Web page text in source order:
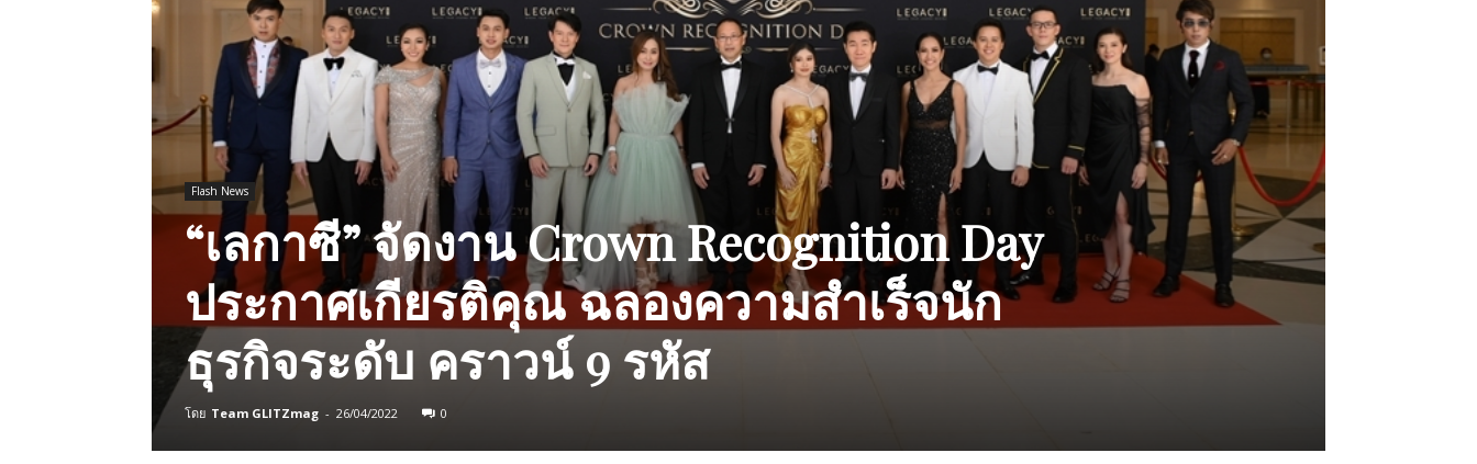
Flash News
“เลกาซี” จัดงาน Crown Recognition Day
ประกาศเกียรติคุณ ฉลองความสำเร็จนัก
ธุรกิจระดับ คราวน์ 9 รหัส
โดย Team GLITZmag - 26/04/2022 0